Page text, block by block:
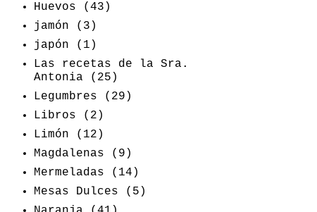
Huevos
(43)
jamón
(3)
japón
(1)
Las recetas de la Sra.
Antonia
(25)
Legumbres
(29)
Libros
(2)
Limón
(12)
Magdalenas
(9)
Mermeladas
(14)
Mesas Dulces
(5)